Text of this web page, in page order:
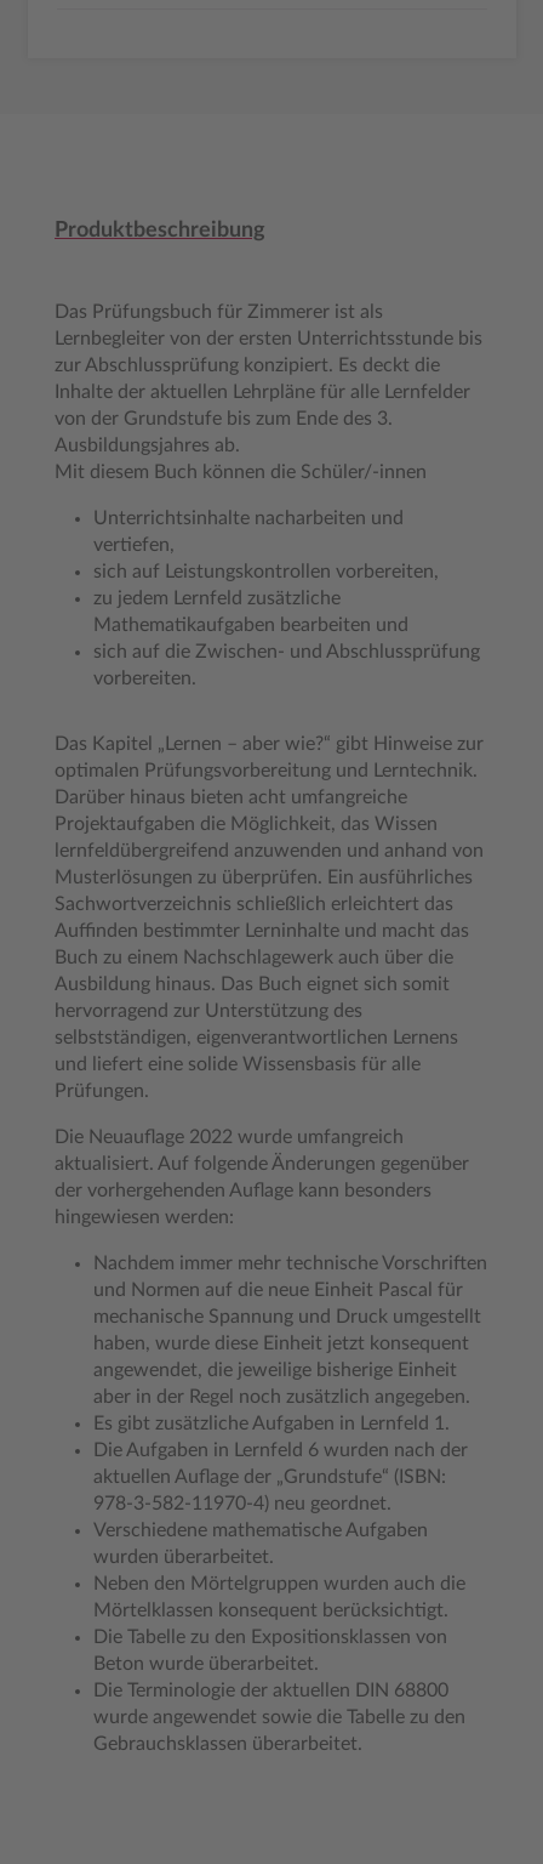
Produktbeschreibung
Das Prüfungsbuch für Zimmerer ist als
Lernbegleiter von der ersten Unterrichtsstunde bis
zur Abschlussprüfung konzipiert. Es deckt die
Inhalte der aktuellen Lehrpläne für alle Lernfelder
von der Grundstufe bis zum Ende des 3.
Ausbildungsjahres ab.
Mit diesem Buch können die Schüler/-innen
Unterrichtsinhalte nacharbeiten und
vertiefen,
sich auf Leistungskontrollen vorbereiten,
zu jedem Lernfeld zusätzliche
Mathematikaufgaben bearbeiten und
sich auf die Zwischen- und Abschlussprüfung
vorbereiten.
Das Kapitel „Lernen – aber wie?“ gibt Hinweise zur
optimalen Prüfungsvorbereitung und Lerntechnik.
Darüber hinaus bieten acht umfangreiche
Projektaufgaben die Möglichkeit, das Wissen
lernfeldübergreifend anzuwenden und anhand von
Musterlösungen zu überprüfen. Ein ausführliches
Sachwortverzeichnis schließlich erleichtert das
Auffinden bestimmter Lerninhalte und macht das
Buch zu einem Nachschlagewerk auch über die
Ausbildung hinaus. Das Buch eignet sich somit
hervorragend zur Unterstützung des
selbstständigen, eigenverantwortlichen Lernens
und liefert eine solide Wissensbasis für alle
Prüfungen.
Die Neuauflage 2022 wurde umfangreich
aktualisiert. Auf folgende Änderungen gegenüber
der vorhergehenden Auflage kann besonders
hingewiesen werden:
Nachdem immer mehr technische Vorschriften
und Normen auf die neue Einheit Pascal für
mechanische Spannung und Druck umgestellt
haben, wurde diese Einheit jetzt konsequent
angewendet, die jeweilige bisherige Einheit
aber in der Regel noch zusätzlich angegeben.
Es gibt zusätzliche Aufgaben in Lernfeld 1.
Die Aufgaben in Lernfeld 6 wurden nach der
aktuellen Auflage der „Grundstufe“ (ISBN:
978-3-582-11970-4) neu geordnet.
Verschiedene mathematische Aufgaben
wurden überarbeitet.
Neben den Mörtelgruppen wurden auch die
Mörtelklassen konsequent berücksichtigt.
Die Tabelle zu den Expositionsklassen von
Beton wurde überarbeitet.
Die Terminologie der aktuellen DIN 68800
wurde angewendet sowie die Tabelle zu den
Gebrauchsklassen überarbeitet.